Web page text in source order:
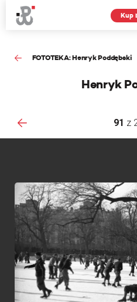
Kup
FOTOTEKA: Henryk Poddębski
Henryk
91 z